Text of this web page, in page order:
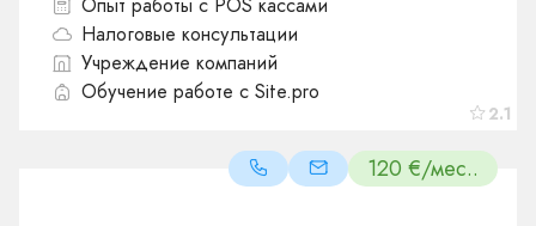
2.1
Налоговые консультации
Учреждение компаний
Обучение работе с Site.pro
120 €/мес..